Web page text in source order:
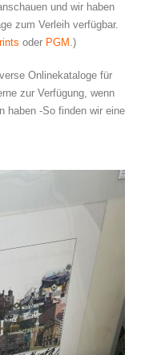
und wir haben
zum Verleih verfügbar.
oder PGM .)
Onlinekataloge für
zur Verfügung, wenn
haben -So finden wir eine